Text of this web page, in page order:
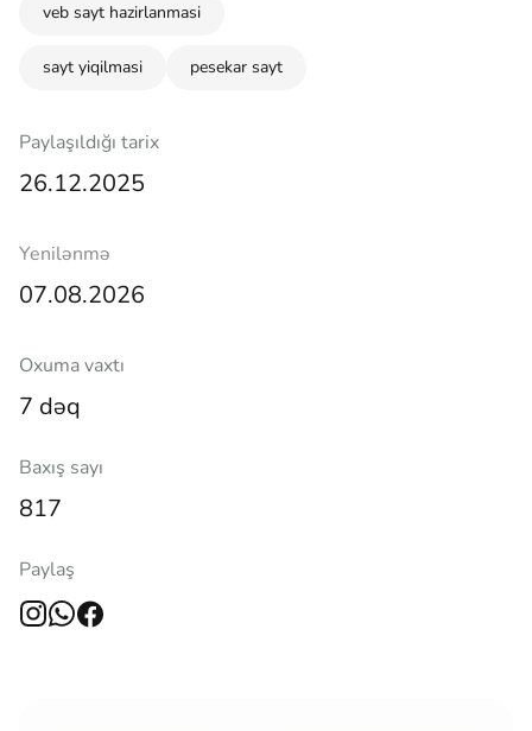
veb sayt hazirlanmasi
sayt yiqilmasi pesekar sayt
Paylaşıldığı tarix
26.12.2025
Yenilənmə
07.08.2026
Oxuma vaxtı
7 dəq
Baxış sayı
817
Paylaş